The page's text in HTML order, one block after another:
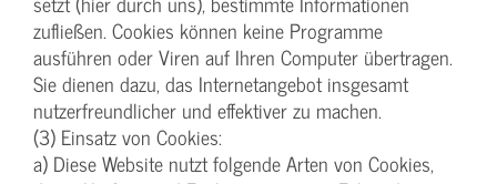
zufließen. Cookies können keine Programme
ausführen oder Viren auf Ihren Computer übertragen.
Sie dienen dazu, das Internetangebot insgesamt
nutzerfreundlicher und effektiver zu machen.
(3) Einsatz von Cookies:
a) Diese Website nutzt folgende Arten von Cookies,